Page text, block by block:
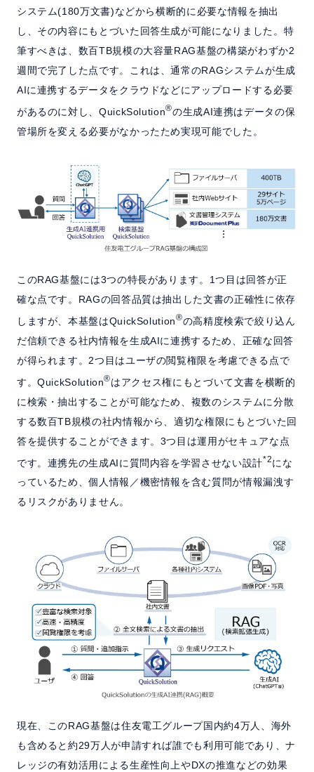
システム(180万文書)などから横断的に必要な情報を抽出
し、その内容にもとづいた回答生成が可能になりました。特
筆すべきは、数百TB規模の大容量RAG基盤の構築がわずか2
週間で完了した点です。これは、通常のRAGシステムが生成
AIに連携するデータをクラウドなどにアップロードする必要
があるのに対し、QuickSolution®の生成AI連携はデータの保
管場所を変える必要がなかったため実現可能でした。
このRAG基盤には3つの特長があります。1つ目は回答が正
確な点です。RAGの回答品質は抽出した文書の正確性に依存
しますが、本基盤はQuickSolution®の高精度検索で絞り込ん
だ信頼できる社内情報を生成AIに連携するため、正確な回答
が得られます。2つ目はユーザの閲覧権限を考慮できる点で
す。QuickSolution®はアクセス権にもとづいて文書を横断的
に検索・抽出することが可能なため、複数のシステムに分散
する数百TB規模の社内情報から、適切な権限にもとづいた回
答を提供することができます。3つ目は運用がセキュアな点
です。連携先の生成AIに質問内容を学習させない設計*2にな
っているため、個人情報／機密情報を含む質問が情報漏洩す
るリスクがありません。
現在、このRAG基盤は住友電工グループ国内約4万人、海外
も含めると約29万人が申請すれば誰でも利用可能であり、ナ
レッジの有効活用による生産性向上やDXの推進などの効果